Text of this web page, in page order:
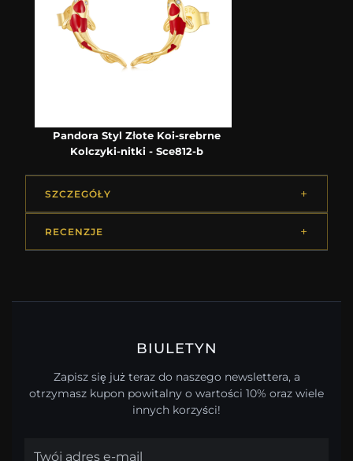
Pandora Styl Złote Koi-srebrne
Kolczyki-nitki - Sce812-b
SZCZEGÓŁY
RECENZJE
BIULETYN
Zapisz się już teraz do naszego newslettera, a
otrzymasz kupon powitalny o wartości 10% oraz wiele
innych korzyści!